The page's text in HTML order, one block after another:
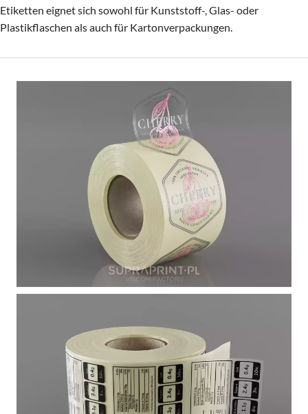
Etiketten eignet sich sowohl für Kunststoff-, Glas- oder
Plastikflaschen als auch für Kartonverpackungen.